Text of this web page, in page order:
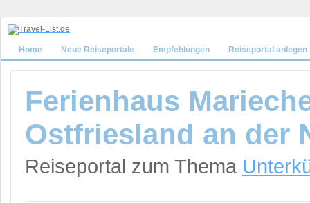
Home Neue Reiseportale Empfehlungen Reiseportal anlegen
Ferienhaus
Ostfriesland an der
Reiseportal zum Thema